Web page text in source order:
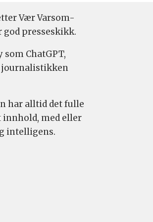
Vær Varsom-
presseskikk.
ChatGPT,
journalistikken
har alltid det fulle
med eller
intelligens.